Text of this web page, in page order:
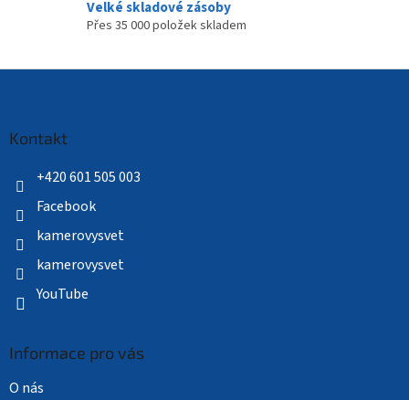
Velké skladové zásoby
Přes 35 000 položek skladem
Kontakt
+420 601 505 003
Facebook
kamerovysvet
kamerovysvet
YouTube
Informace pro vás
O nás